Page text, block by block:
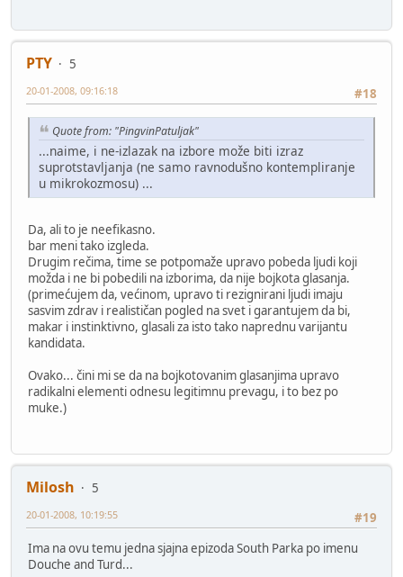
PTY
5
#18
20-01-2008, 09:16:18
Quote from: "PingvinPatuljak"
...naime, i ne-izlazak na izbore može biti izraz
suprotstavljanja (ne samo ravnodušno kontempliranje
u mikrokozmosu) ...
Da, ali to je neefikasno.
bar meni tako izgleda.
Drugim rečima, time se potpomaže upravo pobeda ljudi koji
možda i ne bi pobedili na izborima, da nije bojkota glasanja.
(primećujem da, većinom, upravo ti rezignirani ljudi imaju
sasvim zdrav i realističan pogled na svet i garantujem da bi,
makar i instinktivno, glasali za isto tako naprednu varijantu
kandidata.
Ovako... čini mi se da na bojkotovanim glasanjima upravo
radikalni elementi odnesu legitimnu prevagu, i to bez po
muke.)
Milosh
5
#19
20-01-2008, 10:19:55
Ima na ovu temu jedna sjajna epizoda South Parka po imenu
Douche and Turd...